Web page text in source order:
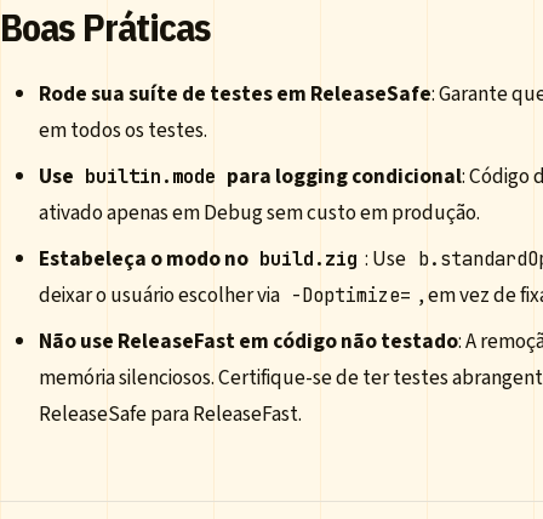
Boas Práticas
Rode sua suíte de testes em ReleaseSafe: Garante
em todos os testes.
Use builtin.mode para logging condicional: Código
ativado apenas em Debug sem custo em produção.
Estabeleça o modo no build.zig : Use
deixar o usuário escolher via -Doptimize= , em vez de
Não use ReleaseFast em código não testado: A
memória silenciosos. Certifique-se de ter testes
ReleaseSafe para ReleaseFast.